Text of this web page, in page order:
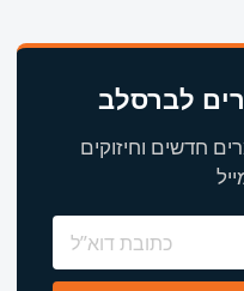
לברסלב
חדשים וחיזוקים